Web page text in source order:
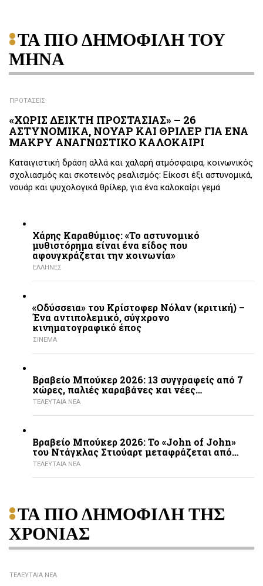
ΤΑ ΠΙΟ ΔΗΜΟΦΙΛΗ ΤΟΥ
ΜΗΝΑ
ΠΡΟΤΑΣΕΙΣ
«ΧΩΡΙΣ ΔΕΙΚΤΗ ΠΡΟΣΤΑΣΙΑΣ» – 26
ΑΣΤΥΝΟΜΙΚΑ, ΝΟΥΑΡ ΚΑΙ ΘΡΙΛΕΡ ΓΙΑ ΕΝΑ
ΜΑΚΡΥ ΑΝΑΓΝΩΣΤΙΚΟ ΚΑΛΟΚΑΙΡΙ
Καταιγιστική δράση αλλά και χαλαρή ατμόσφαιρα, κοινωνικός
σχολιασμός και σκοτεινός ρεαλισμός: Είκοσι έξι αστυνομικά,
νουάρ και ψυχολογικά θρίλερ, για ένα καλοκαίρι γεμά
Χάρης Καραθύμιος: «Το αστυνομικό
μυθιστόρημα είναι ένα είδος που
αφουγκράζεται την κοινωνία»
ΕΛΛΗΝΕΣ
«Οδύσσεια» του Κρίστοφερ Νόλαν (κριτική) –
Ένα αντιπολεμικό, σύγχρονο
κινηματογραφικό έπος
ΣΙΝΕΜΑ
Βραβείο Μπούκερ 2026: 13 συγγραφείς από 7
χώρες, παλιές καραβάνες και νέες…
ΤΕΛΕΥΤΑΙΑ ΝΕΑ
Βραβείο Μπούκερ 2026: Το «John of John»
του Ντάγκλας Στιούαρτ μεταφράζεται από…
ΤΕΛΕΥΤΑΙΑ ΝΕΑ
ΤΑ ΠΙΟ ΔΗΜΟΦΙΛΗ ΤΗΣ
ΧΡΟΝΙΑΣ
ΤΕΛΕΥΤΑΙΑ ΝΕΑ